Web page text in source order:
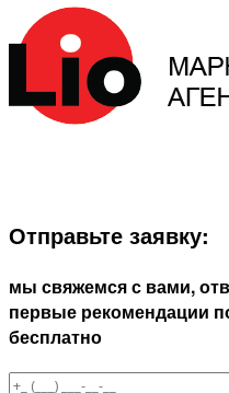
Отправьте заявку:
мы свяжемся с вами,
первые рекомендации
бесплатно